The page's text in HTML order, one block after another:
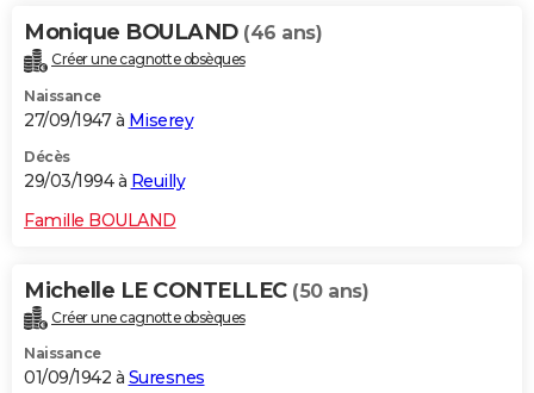
Monique BOULAND (46 ans)
Créer une cagnotte obsèques
Naissance
27/09/1947 à Miserey
Décès
29/03/1994 à Reuilly
Famille BOULAND
Michelle LE CONTELLEC (50 ans)
Créer une cagnotte obsèques
Naissance
01/09/1942 à Suresnes